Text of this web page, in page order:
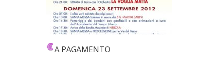
A PAGAMENTO